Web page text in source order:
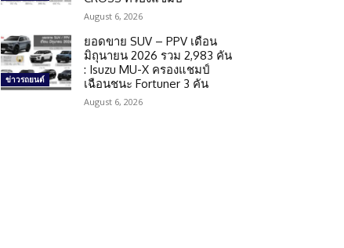
August 6, 2026
ข่าวรถยนต์
ยอดขาย SUV – PPV เดือน
มิถุนายน 2026 รวม 2,983 คัน
: Isuzu MU-X ครองแชมป์
เฉือนชนะ Fortuner 3 คัน
August 6, 2026